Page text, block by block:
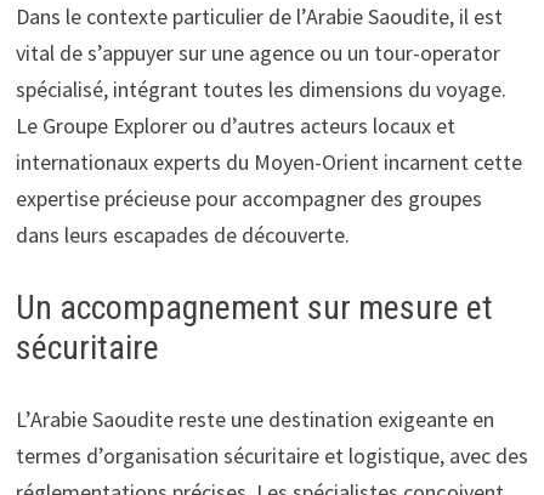
Dans le contexte particulier de l’Arabie Saoudite, il est
vital de s’appuyer sur une agence ou un tour-operator
spécialisé, intégrant toutes les dimensions du voyage.
Le Groupe Explorer ou d’autres acteurs locaux et
internationaux experts du Moyen-Orient incarnent cette
expertise précieuse pour accompagner des groupes
dans leurs escapades de découverte.
Un accompagnement sur mesure et
sécuritaire
L’Arabie Saoudite reste une destination exigeante en
termes d’organisation sécuritaire et logistique, avec des